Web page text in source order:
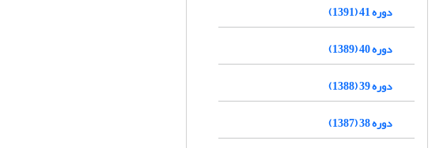
دوره 41 (1391)
دوره 40 (1389)
دوره 39 (1388)
دوره 38 (1387)